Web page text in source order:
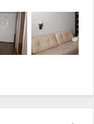
дозволяє
Телефонуйте або
та домовитися про